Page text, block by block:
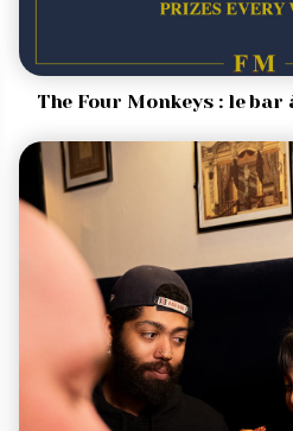
The Four Monkeys : le bar